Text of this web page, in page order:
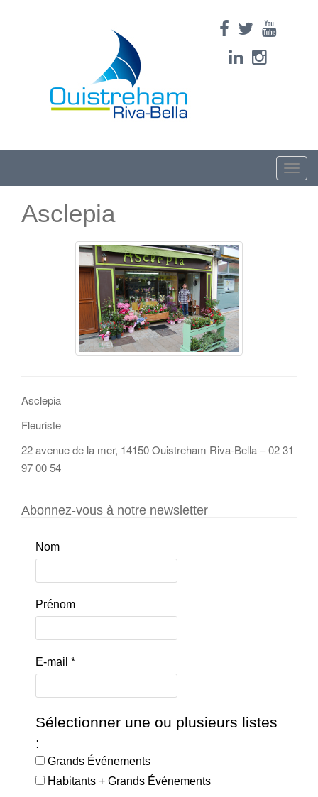
Toggle
Asclepia
Asclepia
Fleuriste
22 avenue de la mer, 14150 Ouistreham Riva-Bella – 02 31
97 00 54
Abonnez-vous à notre newsletter
Nom
Prénom
E-mail *
Sélectionner une ou plusieurs listes
:
Grands Événements
Habitants + Grands Événements